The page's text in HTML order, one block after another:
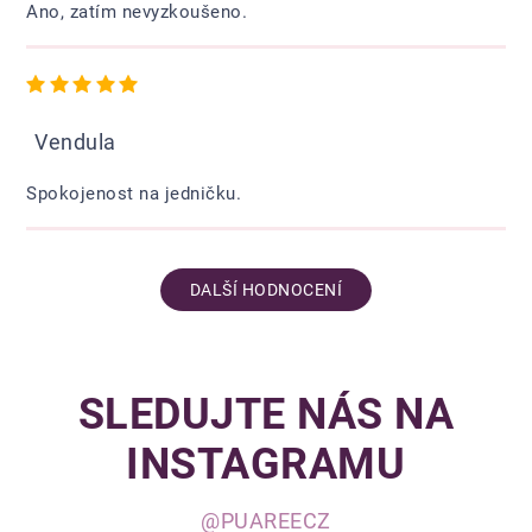
Ano, zatím nevyzkoušeno.
Vendula
Hodnocení obchodu je 5 z 5 hvězdiček.
Spokojenost na jedničku.
DALŠÍ HODNOCENÍ
SLEDUJTE NÁS NA
INSTAGRAMU
@PUAREECZ